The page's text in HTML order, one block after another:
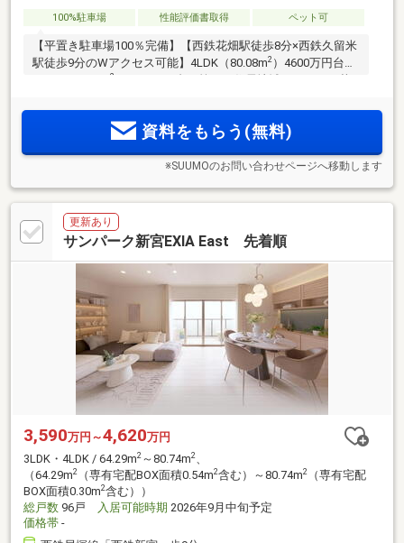
100%駐車場 性能評価書取得 ペット可
【平置き駐車場100％完備】【西鉄花畑駅徒歩8分×西鉄久留米
駅徒歩9分のWアクセス可能】4LDK（80.08m2 ）4600万円台・
2
資料をもらう(無料)
※SUUMOのお問い合わせページへ移動します
更新あり
サンパーク新宮EXIA East 先着順
3,590万円～4,620万円
3LDK・4LDK / 64.29m2 ～80.74m2 、
（64.29m2 （専有宅配BOX面積0.54m2含む）～80.74m2
（専有宅配
BOX面積0.30m2含む））
総戸数 96戸 入居可能時期 2026年9月中旬予定
価格帯 -